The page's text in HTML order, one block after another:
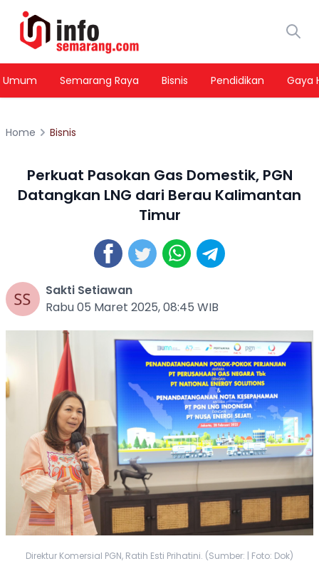
Umum Semarang Raya Bisnis Pendidikan Gaya
Home Bisnis
Perkuat Pasokan Gas Domestik, PGN
Datangkan LNG dari Berau Kalimantan
Timur
Sakti Setiawan
Rabu 05 Maret 2025, 08:45 WIB
Direktur Komersial PGN, Ratih Esti Prihatini. (Sumber: | Foto: Dok)